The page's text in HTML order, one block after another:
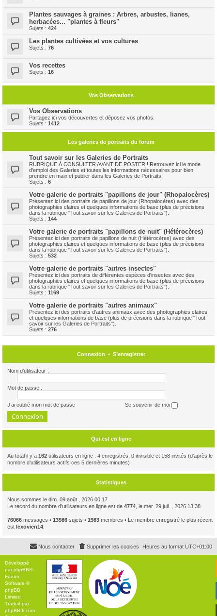
Plantes sauvages à graines : Arbres, arbustes, lianes,
herbacées... "plantes à fleurs"
Sujets : 424
Les plantes cultivées et vos cultures
Sujets : 76
Vos recettes
Sujets : 16
Vos Observations
Vos Observations
Partagez ici vos découvertes et déposez vos photos.
Sujets : 1412
Les galeries de portraits du forum
Tout savoir sur les Galeries de Portraits
RUBRIQUE À CONSULTER AVANT DE POSTER ! Retrouvez ici le mode
d'emploi des Galeries et toutes les informations nécessaires pour bien
prendre en main et publier dans les Galeries de Portraits.
Sujets : 6
Votre galerie de portraits "papillons de jour" (Rhopalocères)
Présentez ici des portraits de papillons de jour (Rhopalocères) avec des
photographies claires et quelques informations de base (plus de précisions
dans la rubrique "Tout savoir sur les Galeries de Portraits").
Sujets : 144
Votre galerie de portraits "papillons de nuit" (Hétérocères)
Présentez ici des portraits de papillons de nuit (Hétérocères) avec des
photographies claires et quelques informations de base (plus de précisions
dans la rubrique "Tout savoir sur les Galeries de Portraits").
Sujets : 532
Votre galerie de portraits "autres insectes"
Présentez ici des portraits de différentes espèces d'insectes avec des
photographies claires et quelques informations de base (plus de précisions
dans la rubrique "Tout savoir sur les Galeries de Portraits").
Sujets : 1169
Votre galerie de portraits "autres animaux"
Présentez ici des portraits d'autres animaux avec des photographies claires
et quelques informations de base (plus de précisions dans la rubrique "Tout
savoir sur les Galeries de Portraits").
Sujets : 276
Connexion • S’enregistrer
Nom d’utilisateur :
Mot de passe :
J’ai oublié mon mot de passe Se souvenir de moi
Qui est en ligne
Au total il y a 162 utilisateurs en ligne : 4 enregistrés, 0 invisible et 158 invités (d’après le
nombre d’utilisateurs actifs ces 5 dernières minutes)
Statistiques
Nous sommes le dim. 09 août , 2026 00:17
Le record du nombre d’utilisateurs en ligne est de 4774 , le mer. 29 juil. , 2026 13:38
76066 messages • 13986 sujets • 1983 membres • Le membre enregistré le plus récent
est lexovien14
Heures au format UTC+01:00
Supprimer les cookies
Nous contacter
Développé
parphpBB®
Forum
Software ©
phpBB
Limited
Traduit par
phpBB-fr.com